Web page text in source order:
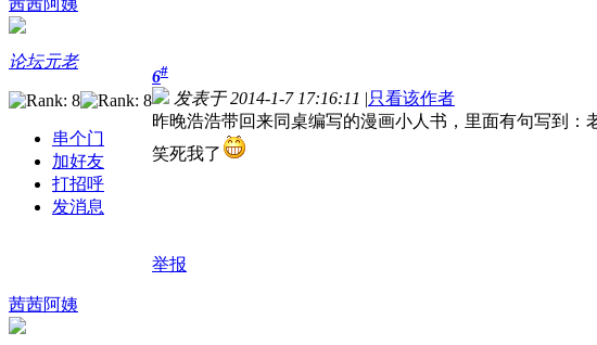
茜茜阿姨
论坛元老
串个门
加好友
打招呼
发消息
6#
发表于 2014-1-7 17:16:11 |只看该作者
昨晚浩浩带回来同桌编写的漫画小人书，里面有句写到：
笑死我了
举报
茜茜阿姨